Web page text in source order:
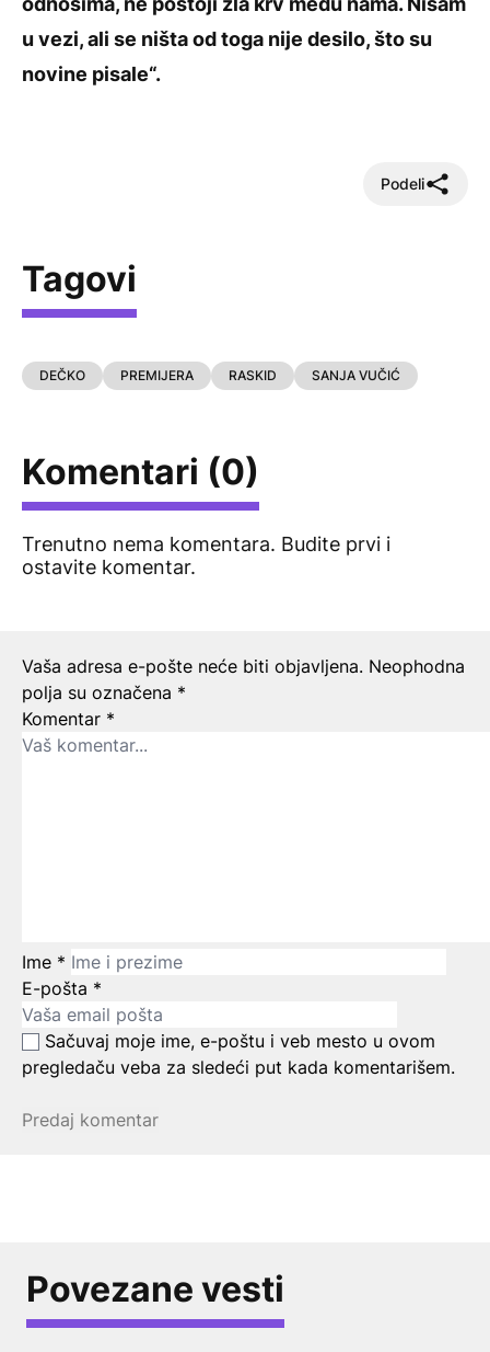
u vezi, ali se ništa od toga nije desilo, što su
novine pisale“.
Podeli
Tagovi
DEČKO PREMIJERA RASKID SANJA VUČIĆ
Komentari (0)
Trenutno nema komentara. Budite prvi i
ostavite komentar.
Ostavite odgovor
Vaša adresa e-pošte neće biti objavljena. Neophodna
polja su označena *
Komentar *
Ime *
E-pošta *
Sačuvaj moje ime, e-poštu i veb mesto u ovom
pregledaču veba za sledeći put kada komentarišem.
Povezane vesti